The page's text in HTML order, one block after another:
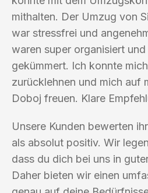
mithalten. Der Umzug von
war stressfrei und
waren super organisiert
gekümmert. Ich konnte
zurücklehnen und mich auf
Doboj freuen. Klare
Unsere Kunden bewerten
als absolut positiv. Wir
dass du dich bei uns in
Daher bieten wir einen